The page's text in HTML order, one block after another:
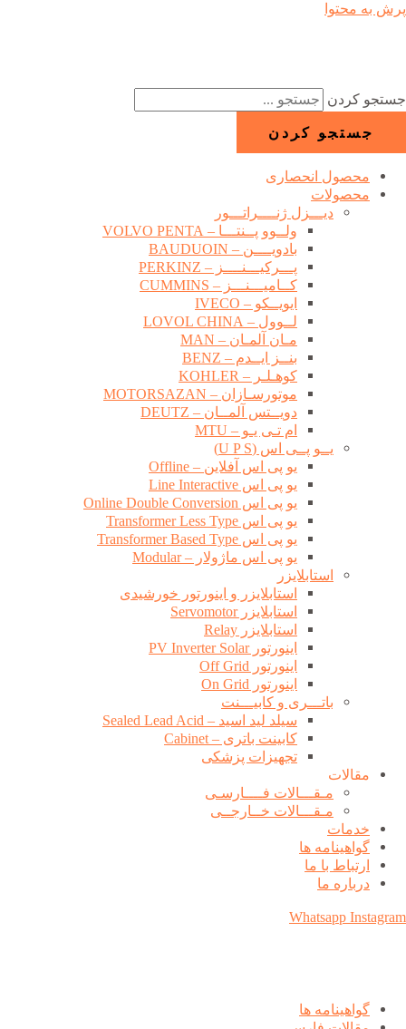
پرش به محتوا
جستجو کردن
جستجو کردن
محصول انحصاری
محصولات
دیـــزل ژنــــراتـــور
ولــوو پــنتـــا – VOLVO PENTA
بادویــــن – BAUDUOIN
پـــرکیـــنــــز – PERKINZ
کــامیـــنـــز – CUMMINS
ایویــکو – IVECO
لــوول – LOVOL CHINA
مـان آلمـان – MAN
بنــز ایــدم – BENZ
کوهـلـر – KOHLER
موتورسـازان – MOTORSAZAN
دویــتس آلمــان – DEUTZ
ام تـی یـو – MTU
یــو پــی اس (U P S)
یو پی اس آفلاین – Offline
یو پی اس Line Interactive
یو پی اس Online Double Conversion
یو پی اس Transformer Less Type
یو پی اس Transformer Based Type
یو پی اس ماژولار – Modular
استابلایزر
استابلایزر و اینورتور خورشیدی
استابلایزر Servomotor
استابلایزر Relay
اینورتور PV Inverter Solar
اینورتور Off Grid
اینورتور On Grid
باتـــری و کابیـــنت
سیلد لید اسید – Sealed Lead Acid
کابینت باتری – Cabinet
تجهیزات پزشکی
مقالات
مـقـــالات فــــارسـی
مـقـــالات خــارجــی
خدمات
گواهینامه ها
ارتباط با ما
درباره ما
Whatsapp Instagram
گواهینامه ها